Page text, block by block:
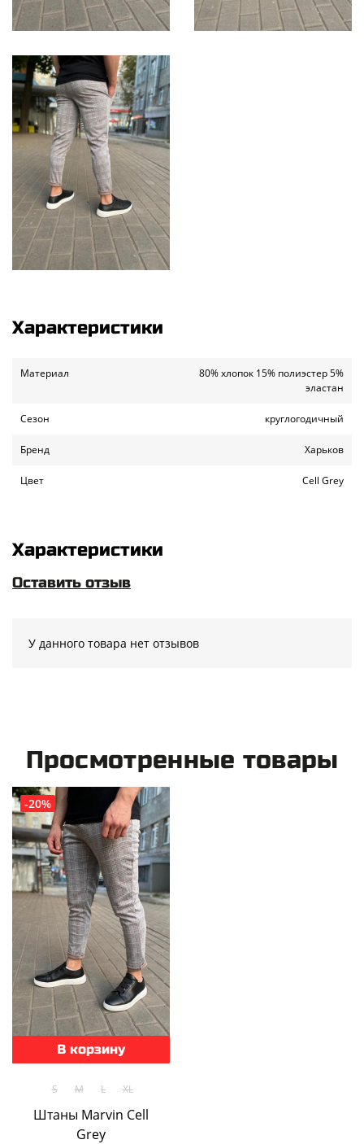
Характеристики
Материал
80% хлопок 15% полиэстер 5%
эластан
Сезон круглогодичный
Бренд Харьков
Цвет Cell Grey
Характеристики
Оставить отзыв
У данного товара нет отзывов
Просмотренные товары
-20%
В корзину
S M L XL
Штаны Marvin Cell
Grey